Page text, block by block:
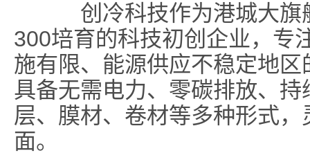
创冷科技作为港城大旗
300培育的科技初创企业，专
施有限、能源供应不稳定地
具备无需电力、零碳排放、
层、膜材、卷材等多种形式
面。